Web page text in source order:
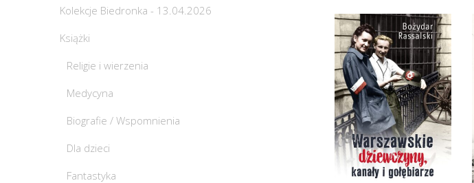
Kolekcje Biedronka - 13.04.2026
Książki
Religie i wierzenia
Medycyna
Biografie / Wspomnienia
Dla dzieci
Fantastyka